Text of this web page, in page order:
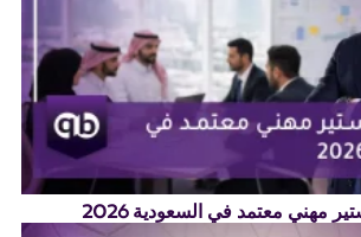
مهني معتمد في السعودية 2026